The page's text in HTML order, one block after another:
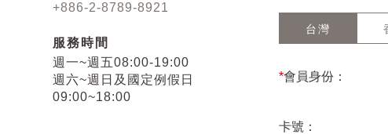
+886-2-8789-8921
服務時間
週一~週五08:00-19:00
週六~週日及國定例假日
09:00~18:00
台灣
*會員身份：
卡號：